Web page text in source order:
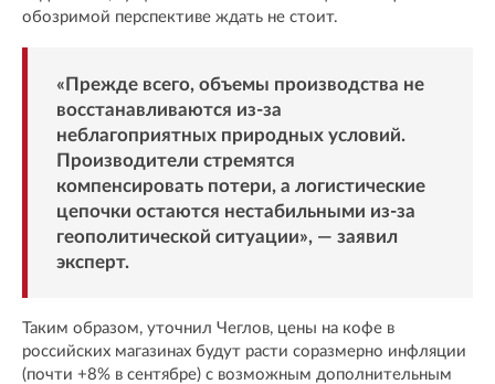
обозримой перспективе ждать не стоит.
«Прежде всего, объемы производства не
восстанавливаются из-за
неблагоприятных природных условий.
Производители стремятся
компенсировать потери, а логистические
цепочки остаются нестабильными из-за
геополитической ситуации», — заявил
эксперт.
Таким образом, уточнил Чеглов, цены на кофе в
российских магазинах будут расти соразмерно инфляции
(почти +8% в сентябре) с возможным дополнительным